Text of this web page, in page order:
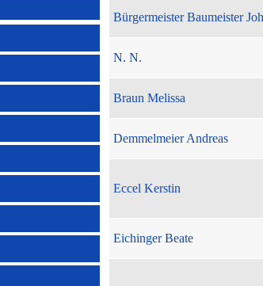
Bürgermeister Baumeister
N. N.
Braun Melissa
Demmelmeier Andreas
Eccel Kerstin
Eichinger Beate